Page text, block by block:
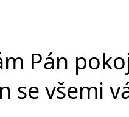
Pán
se všemi